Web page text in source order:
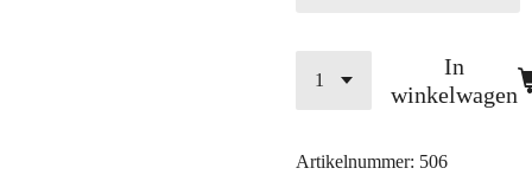
In
winkelwagen
Artikelnummer: 506